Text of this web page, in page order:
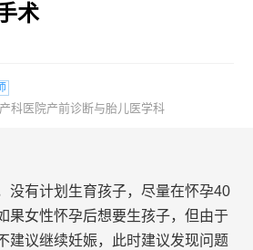
术
科医院产前诊断与胎儿医学科
没有计划生育孩子，尽量在怀孕40
果女性怀孕后想要生孩子，但由于
建议继续妊娠，此时建议发现问题